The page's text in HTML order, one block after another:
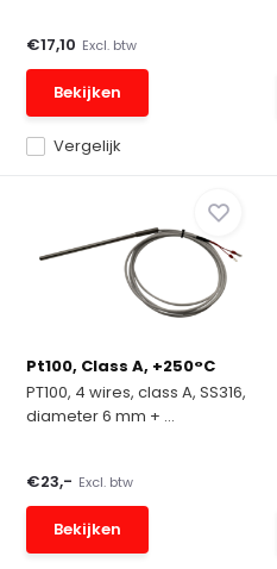
Vergelijk
€17,10 Excl. btw
Bekijken
Pt100, Class A, +250°C
PT100, 4 wires, class A, SS316,
diameter 6 mm + ...
€23,- Excl. btw
Bekijken